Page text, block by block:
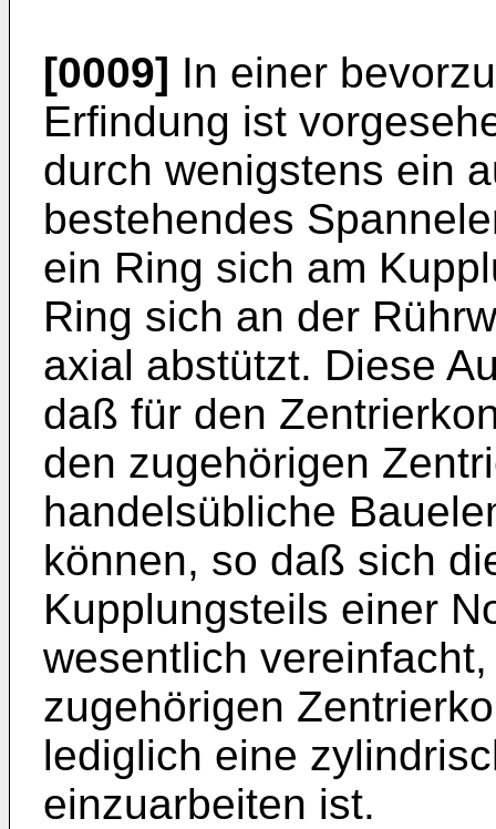
[0009] In einer
Erfindung ist
durch wenigstens ein
bestehendes
ein Ring sich am
Ring sich an der
axial abstützt. Diese
daß für den
den zugehörigen
handelsübliche
können, so daß sich
Kupplungsteils einer
wesentlich
zugehörigen
lediglich eine
einzuarbeiten ist.